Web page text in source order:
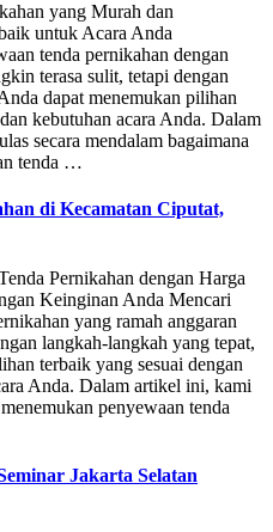
yang Murah dan
untuk Acara Anda
tenda pernikahan dengan
terasa sulit, tetapi dengan
dapat menemukan pilihan
kebutuhan acara Anda. Dalam
secara mendalam bagaimana
tenda …
di Kecamatan Ciputat,
Pernikahan dengan Harga
Keinginan Anda Mencari
yang ramah anggaran
langkah-langkah yang tepat,
terbaik yang sesuai dengan
Anda. Dalam artikel ini, kami
penyewaan tenda
Jakarta Selatan